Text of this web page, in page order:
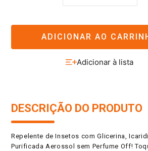
ADICIONAR AO
DESCRIÇÃO DO PRODUTO
Repelente de Insetos com Glicerina,
Purificada Aerossol sem Perfume Off!